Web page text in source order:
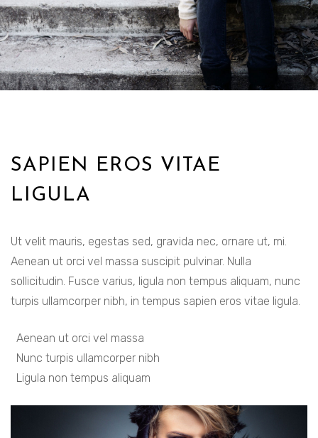
SAPIEN EROS VITAE
LIGULA
Ut velit mauris, egestas sed, gravida nec, ornare ut, mi.
Aenean ut orci vel massa suscipit pulvinar. Nulla
sollicitudin. Fusce varius, ligula non tempus aliquam, nunc
turpis ullamcorper nibh, in tempus sapien eros vitae ligula.
Aenean ut orci vel massa
Nunc turpis ullamcorper nibh
Ligula non tempus aliquam